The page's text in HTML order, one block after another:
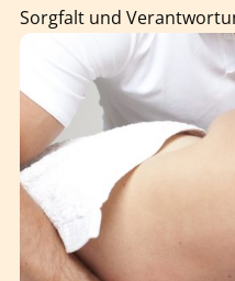
Sorgfalt und